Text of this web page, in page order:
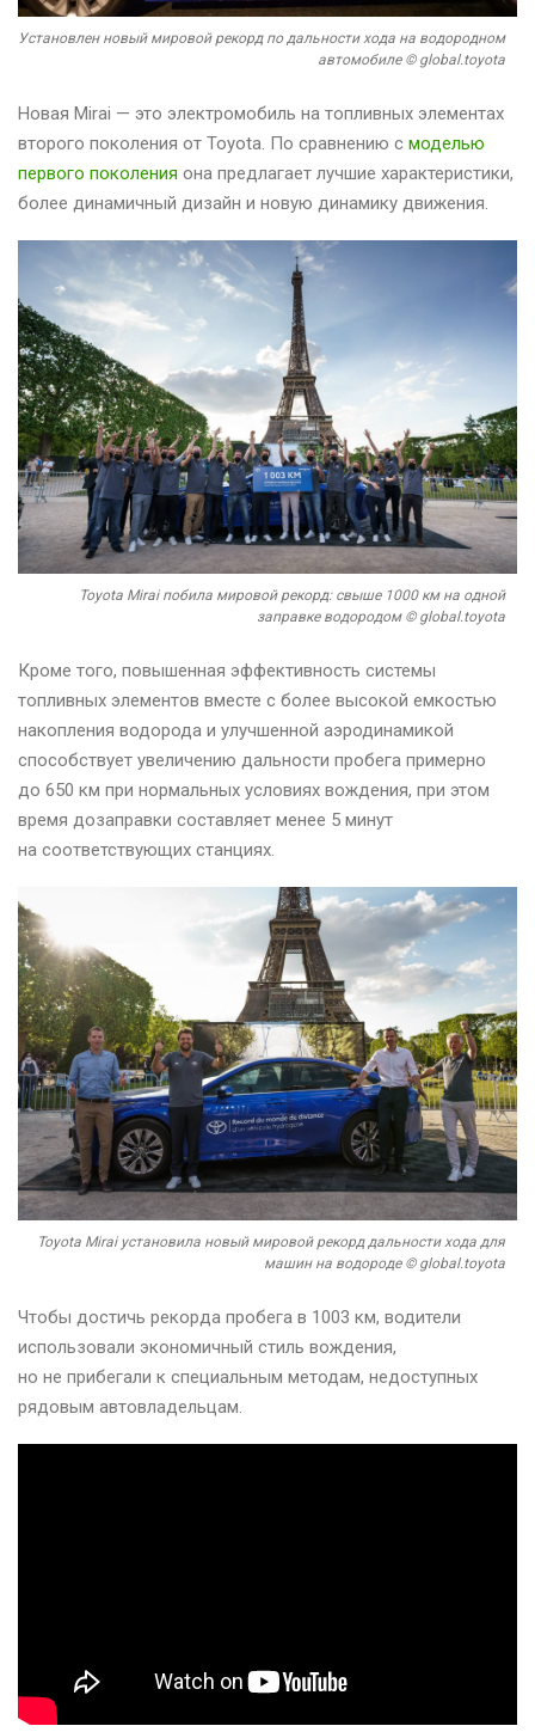
Установлен новый мировой рекорд по дальности хода на водородном
автомобиле © global.toyota
Новая Mirai — это электромобиль на топливных элементах
второго поколения от Toyota. По сравнению с моделью
первого поколения она предлагает лучшие характеристики,
более динамичный дизайн и новую динамику движения.
Toyota Mirai побила мировой рекорд: свыше 1000 км на одной
заправке водородом © global.toyota
Кроме того, повышенная эффективность системы
топливных элементов вместе с более высокой емкостью
накопления водорода и улучшенной аэродинамикой
способствует увеличению дальности пробега примерно
до 650 км при нормальных условиях вождения, при этом
время дозаправки составляет менее 5 минут
на соответствующих станциях.
Toyota Mirai установила новый мировой рекорд дальности хода для
машин на водороде © global.toyota
Чтобы достичь рекорда пробега в 1003 км, водители
использовали экономичный стиль вождения,
но не прибегали к специальным методам, недоступных
рядовым автовладельцам.